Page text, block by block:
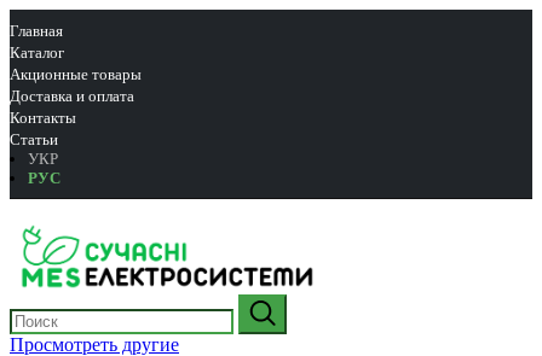
Главная
Каталог
Акционные товары
Доставка и оплата
Контакты
Статьи
УКР
РУС
Просмотреть другие